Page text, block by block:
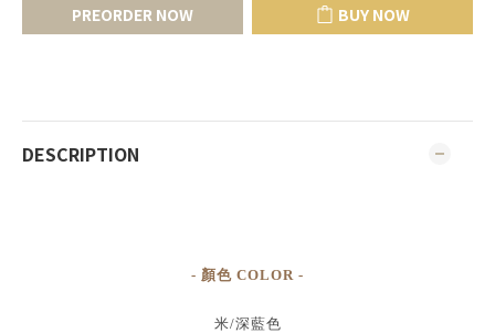
PREORDER NOW BUY NOW
DESCRIPTION
- 顏色 COLOR -
米/深藍色